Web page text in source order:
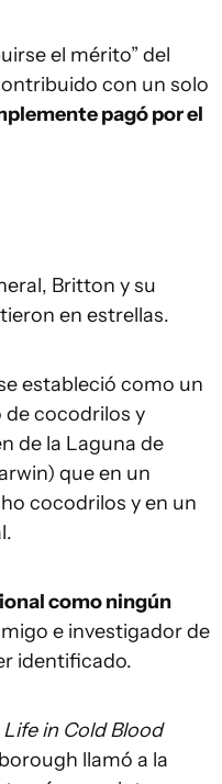
el mérito” del
con un solo
pagó por el
Britton y su
en estrellas.
estableció como un
cocodrilos y
de la Laguna de
que en un
cocodrilos y en un
como ningún
e investigador de
identificado.
Life in Cold Blood
llamó a la